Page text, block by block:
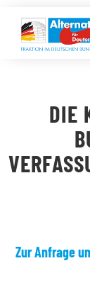
Inhalt
springen
DIE
Zur Anfrage